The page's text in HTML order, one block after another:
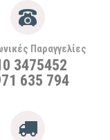
Παραγγελίες
3475452
635 794